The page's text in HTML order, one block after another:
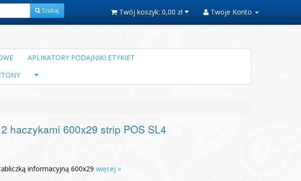
Szukaj Twój koszyk: 0,00 zł Twoje Konto
APLIKATORY PODAJNIKI ETYKIET
haczykami 600x29 strip POS SL4
informacyjną 600x29 więcej »